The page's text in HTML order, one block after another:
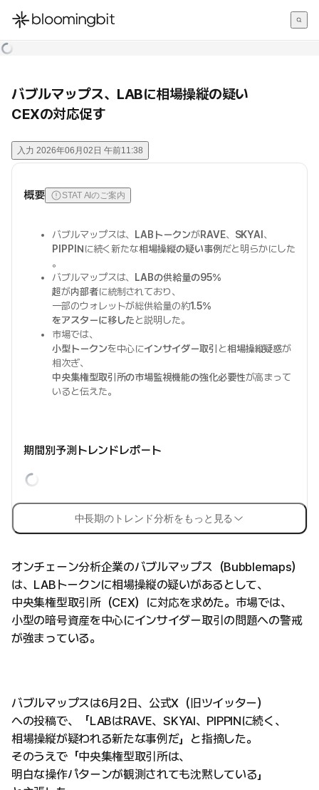
한국어
バブルマップス、LABに相場操縦の疑い
CEXの対応促す
入力 2026年06月02日 午前11:38
概要 STAT AIのご案内
バブルマップスは、 LABトークンがRAVE、 SKYAI 、
PIPPINに続く新たな相場操縦の疑い事例 だと明らかにした
。
バブルマップスは、
LABの供給量の95％
超が内部者に統制されており、
一部のウォレットが総供給量の約1.5％
をアスターに移したと説明した。
市場では、
小型トークンを中心にインサイダー取引 と相場操縦疑惑が
相次ぎ、
中央集権型取引所の市場監視機能の強化必要性が高まって
いると伝えた。
期間別予測トレンドレポート
中長期のトレンド分析をもっと見る
オンチェーン分析企業のバブルマップス（Bubblemaps）
は、LABトークンに相場操縦の疑いがあるとして、
中央集権型取引所（CEX）に対応を求めた。市場では、
小型の暗号資産を中心にインサイダー取引の問題への警戒
が強まっている。
バブルマップスは6月2日、公式X（旧ツイッター）
への投稿で、「LABはRAVE、SKYAI、PIPPINに続く、
相場操縦が疑われる新たな事例だ」と指摘した。
そのうえで「中央集権型取引所は、
明白な操作パターンが観測されても沈黙している」